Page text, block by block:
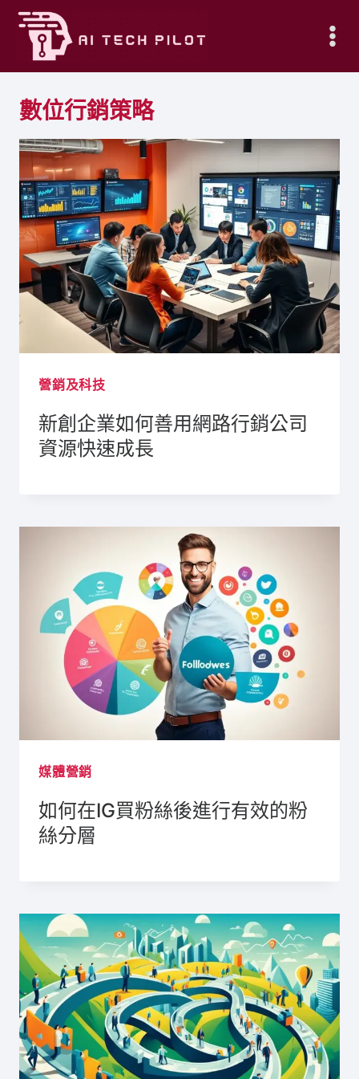
Skip
content
數位行銷策略
營銷及科技
新創企業如何善用網路行銷公司
資源快速成長
媒體營銷
如何在IG買粉絲後進行有效的粉
絲分層